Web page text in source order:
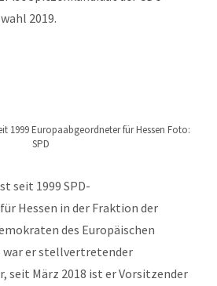
2019.
1999 Europaabgeordneter für Hessen Foto:
SPD
seit 1999 SPD-
Hessen in der Fraktion der
des Europäischen
war er stellvertretender
seit März 2018 ist er Vorsitzender